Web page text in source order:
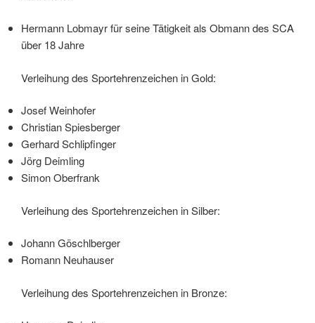
Hermann Lobmayr für seine Tätigkeit als Obmann des SCA
über 18 Jahre
Verleihung des Sportehrenzeichen in Gold:
Josef Weinhofer
Christian Spiesberger
Gerhard Schlipfinger
Jörg Deimling
Simon Oberfrank
Verleihung des Sportehrenzeichen in Silber:
Johann Göschlberger
Romann Neuhauser
Verleihung des Sportehrenzeichen in Bronze: